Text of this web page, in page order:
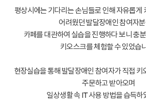
평상시에는 기다리는 손님들로 인해 자유롭게
어려웠던 발달장애인 참여자
카페를 대관하여 실습을 진행하다 보니충
키오스크를 체험할 수 있었습
현장실습을 통해 발달장애인 참여자가 직접
주문하고 받아오며
일상생활 속 IT 사용 방법을 습득하